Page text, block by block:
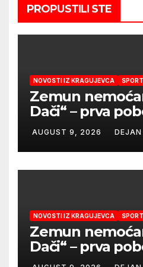
PROPUSTILI STE
NOVOSTI IZ KRAGUJEVCA SPORT
Zemun
Dači“ – prva
Radničkog u
mandatu Feđe
AUGUST 9, 2026
NOVOSTI IZ KRAGUJEVCA SPORT
Zemun
Dači“ – prva
Radničkog u